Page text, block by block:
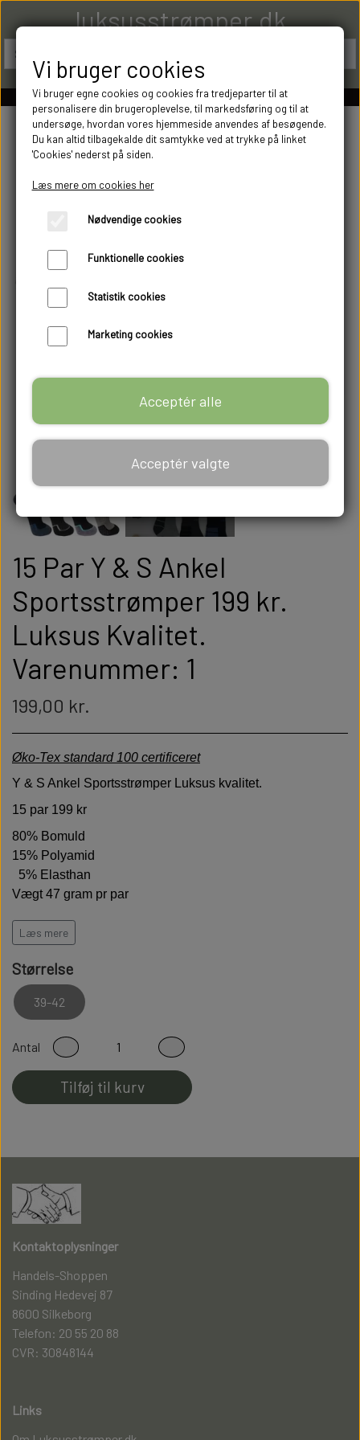
luksusstrømper.dk
15 Par Y & S Ankel
Sportsstrømper 199 kr.
Luksus Kvalitet.
Varenummer: 1
199,00 kr.
Øko-Tex standard 100 certificeret
Y & S Ankel Sportsstrømper Luksus kvalitet.
15 par 199 kr
80% Bomuld
15% Polyamid
5% Elasthan
Vægt 47 gram pr par
Høj kvalitet er bløde behagelige og holdbare
Har termoaktive egenskaber
Modstandsdygtige over for slid
Sidder perfekt på foden
Fladsømmet for ekstra god komfort
100% Fnullerfri
Læs mere
Størrelse
39-42
Antal
Tilføj til kurv
Kontaktoplysninger
Handels-Shoppen
Sinding Hedevej 87
8600 Silkeborg
Telefon: 20 55 20 88
CVR: 30848144
Links
Vi bruger cookies
Vi bruger egne cookies og cookies fra tredjeparter til at
personalisere din brugeroplevelse, til markedsføring og til at
undersøge, hvordan vores hjemmeside anvendes af besøgende.
Du kan altid tilbagekalde dit samtykke ved at trykke på linket
'Cookies' nederst på siden.
Læs mere om cookies her
Nødvendige cookies
Funktionelle cookies
Statistik cookies
Marketing cookies
Acceptér alle
Acceptér valgte